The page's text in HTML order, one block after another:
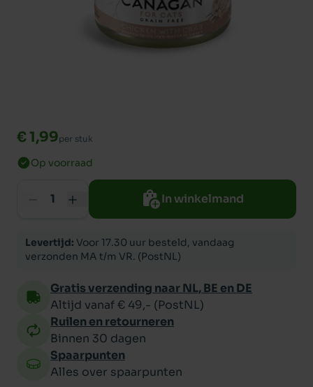
€ 1,99per stuk
Op voorraad
In winkelmand
Levertijd: Voor 17.30 uur besteld, vandaag
verzonden MA t/m VR. (PostNL)
Gratis verzending naar NL, BE en DE
Altijd vanaf € 49,- (PostNL)
Ruilen en retourneren
Binnen 30 dagen
Spaarpunten
Alles over spaarpunten